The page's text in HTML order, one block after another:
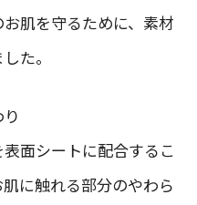
肌を守るために、素材
た。
面シートに配合するこ
に触れる部分のやわら